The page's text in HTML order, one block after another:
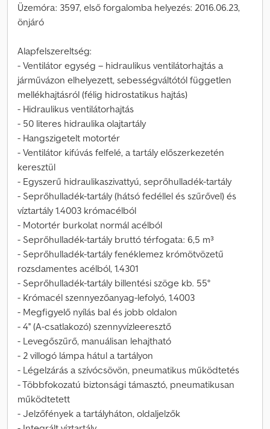
Üzemóra: 3597, első forgalomba helyezés: 2016.06.23,
önjáró
Alapfelszereltség:
- Ventilátor egység – hidraulikus ventilátorhajtás a
járművázon elhelyezett, sebességváltótól független
mellékhajtásról (félig hidrostatikus hajtás)
- Hidraulikus ventilátorhajtás
- 50 literes hidraulika olajtartály
- Hangszigetelt motortér
- Ventilátor kifúvás felfelé, a tartály előszerkezetén
keresztül
- Egyszerű hidraulikaszivattyú, seprőhulladék-tartály
- Seprőhulladék-tartály (hátsó fedéllel és szűrővel) és
víztartály 1.4003 krómacélból
- Motortér burkolat normál acélból
- Seprőhulladék-tartály bruttó térfogata: 6,5 m³
- Seprőhulladék-tartály fenéklemez krómötvözetű
rozsdamentes acélból, 1.4301
- Seprőhulladék-tartály billentési szöge kb. 55°
- Krómacél szennyezőanyag-lefolyó, 1.4003
- Megfigyelő nyílás bal és jobb oldalon
- 4'' (A-csatlakozó) szennyvízleeresztő
- Levegőszűrő, manuálisan lehajtható
- 2 villogó lámpa hátul a tartályon
- Légelzárás a szívócsövön, pneumatikus működtetés
- Többfokozatú biztonsági támasztó, pneumatikusan
működtetett
- Jelzőfények a tartályháton, oldaljelzők